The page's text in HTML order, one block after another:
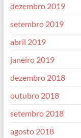
dezembro 2019
setembro 2019
abril 2019
janeiro 2019
dezembro 2018
outubro 2018
setembro 2018
agosto 2018